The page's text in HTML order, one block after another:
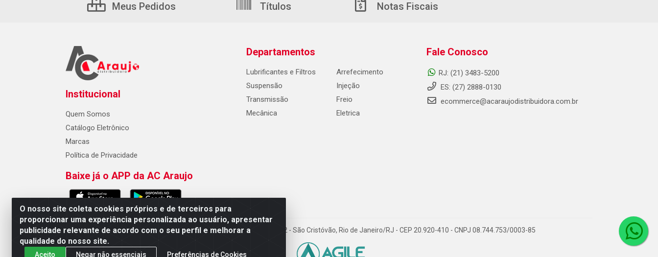
O nosso site coleta cookies próprios e de terceiros para
proporcionar uma experiência personalizada ao usuário, apresentar
publicidade relevante de acordo com o seu perfil e melhorar a
qualidade do nosso site.
Aceito Negar não essenciais Preferências de Cookies
Meus Pedidos Títulos Notas Fiscais
Institucional
Quem Somos
Catálogo Eletrônico
Marcas
Política de Privacidade
Baixe já o APP da AC Araujo
Departamentos
Lubrificantes e Filtros
Suspensão
Transmissão
Mecânica
Arrefecimento
Injeção
Freio
Eletrica
Fale Conosco
RJ: (21) 3483-5200
ES: (27) 2888-0130
ecommerce@acaraujodistribuidora.com.br
AC Araujo Distribuidora - Rua Carneiro de Campos, 42 - São Cristóvão, Rio de Janeiro/RJ - CEP 20.920-410 - CNPJ 08.744.753/0003-85